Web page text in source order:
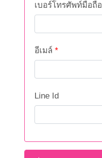
เบอร์โทรศัพท์มือถือ
อีเมล์ *
Line Id